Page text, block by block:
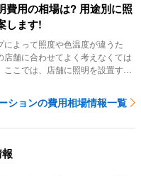
費用の相場は? 用途別に照
します!
によって照度や色温度が違うた
店舗に合わせてよく考えなくては
ここでは、店舗に照明を設置する
ションの費用相場情報一覧